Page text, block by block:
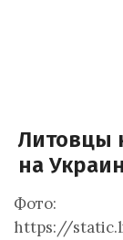
Литовцы
на
Фото:
https://